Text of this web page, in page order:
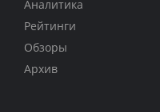
Аналитика
Рейтинги
Обзоры
Архив